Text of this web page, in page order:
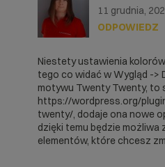
11 grudnia,
Niestety ustawienia
tego co widać w Wygląd -
motywu Twenty Twenty, to
https://wordpress.org/
twenty/ , dodaje ona nowe
dzięki temu będzie możliwa
elementów, które chcesz
ODPOWIEDZ